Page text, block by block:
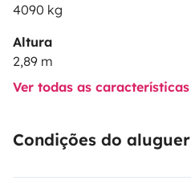
4090 kg
Altura
2,89 m
Ver todas as características
Condições do aluguer